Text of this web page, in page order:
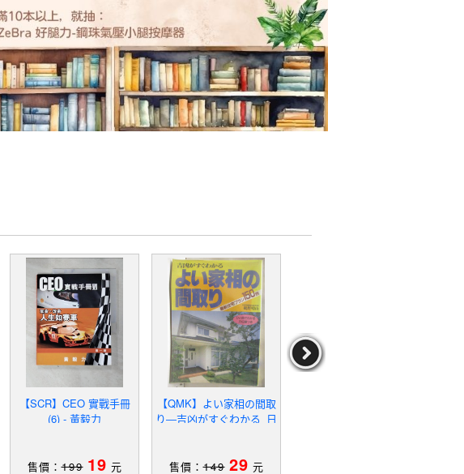
【SCR】CEO 實戰手冊
(6) - 黃毅力
售價：199 19 元
【QMK】よい家相の間取
り―吉凶がすぐわかる_日
售價：149 29 元